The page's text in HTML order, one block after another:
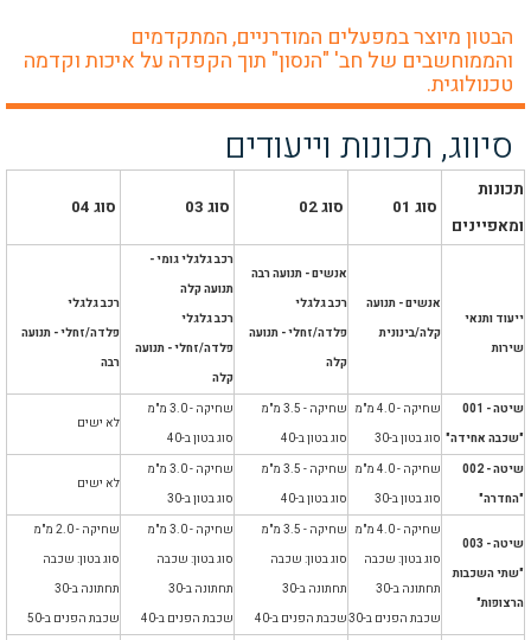
הבטון מיוצר במפעלים המודרניים, המתקדמים
והממוחשבים של חב' "הנסון" תוך הקפדה על איכות וקדמה
טכנולוגית.
סיווג, תכונות וייעודים
תכונות
ומאפיינים
סוג 01 סוג 02 סוג 03 סוג 04
ייעוד ותנאי
שירות
אנשים - תנועה
קלה/בינונית
אנשים - תנועה רבה
רכב גלגלי
פלדה/זחלי - תנועה
קלה
רכב גלגלי גומי -
תנועה קלה
רכב גלגלי
פלדה/זחלי - תנועה
קלה
רכב גלגלי
פלדה/זחלי - תנועה
רבה
שיטה - 001
"שכבה אחידה"
שחיקה - 4.0 מ"מ
סוג בטון ב-30
שחיקה - 3.5 מ"מ
סוג בטון ב-40
שחיקה - 3.0 מ"מ
סוג בטון ב-40
לא ישים
שיטה - 002
"החדרה"
שחיקה - 4.0 מ"מ
סוג בטון ב-30
שחיקה - 3.5 מ"מ
סוג בטון ב-40
שחיקה - 3.0 מ"מ
סוג בטון ב-30
לא ישים
שיטה - 003
"שתי השכבות
הרצופות"
שחיקה - 4.0 מ"מ
סוג בטון: שכבה
תחתונה ב-30
שכבת הפנים ב-30
שחיקה - 3.5 מ"מ
סוג בטון: שכבה
תחתונה ב-30
שכבת הפנים ב-40
שחיקה - 3.0 מ"מ
סוג בטון: שכבה
תחתונה ב-30
שכבת הפנים ב-40
שחיקה - 2.0 מ"מ
סוג בטון: שכבה
תחתונה ב-30
שכבת הפנים ב-50